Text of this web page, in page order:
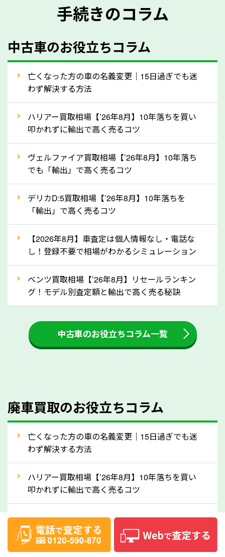
メーカー／車種
型式／グレード
走行距離（例：約〇万キロ）
車検の満了日
内装や外装の状態
定を行い高価買取価格をつけやすくなります。
ってきます！
自動車税の還付金は、先に年払いしていた自動車税が
月割りで返還されるものです。ですから、自動車税の
還付金は早めに売却するほど多く還付されます。不要
な車は早めに廃車手続きをしたほうが良いでしょう。
③自動車税の還付金の扱いについて確認し
ましょう！
車を廃車にすると、自動車税の還付金を受け取ること
ができる場合があります。廃車買取業者の中には、還
付金をお客様に返還しない業者もあります。廃車査定
をする際には、自動車税の還付金の返還があるかどう
かを確認するようにしてください。愛知県のソコカラ
人気の車種は廃車の状態でも、高価買取が可能です。
産車は高く買取が可能です。「廃車＝買取できない」
なら廃車の車も適正価格で買取できます。他社で買取
拒否となった車も価格がつく可能性があるので、諦め
ずに愛知県の「ソコカラ」にご相談ください。古い車
でも高価買取が可能なケースは珍しくないため、まず
はWebで簡単にできる無料査定をお試しください。
実際の買取実績を、車のメーカーや状態ごとに「買取
手続きのコラム
中古車のお役立ちコラム
亡くなった方の車の名義変更｜15日過ぎでも迷
わず解決する方法
ハリアー買取相場【’26年8月】10年落ちを買い
叩かれずに輸出で高く売るコツ
ヴェルファイア買取相場【’26年8月】10年落ち
でも「輸出」で高く売るコツ
デリカD:5買取相場【’26年8月】10年落ちを
「輸出」で高く売るコツ
【2026年8月】車査定は個人情報なし・電話な
し！登録不要で相場がわかるシミュレーション
ベンツ買取相場【’26年8月】リセールランキン
グ！モデル別査定額と輸出で高く売る秘訣
中古車のお役立ちコラム一覧
廃車買取のお役立ちコラム
亡くなった方の車の名義変更｜15日過ぎでも迷
わず解決する方法
ハリアー買取相場【’26年8月】10年落ちを買い
叩かれずに輸出で高く売るコツ
ヴェルファイア買取相場【’26年8月】10年落ち
でも「輸出」で高く売るコツ